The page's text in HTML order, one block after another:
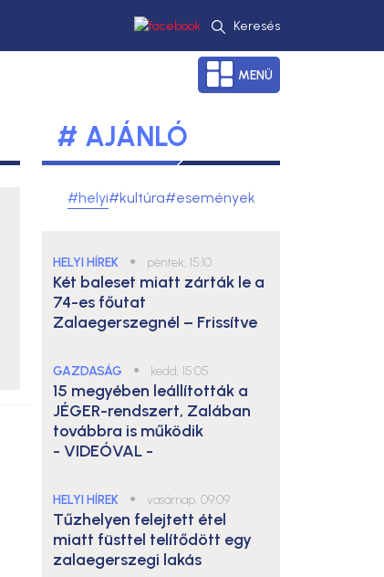
Keresés
MENÜ
# AJÁNLÓ
#helyi#kultúra#események
HELYI HÍREK ● péntek, 15:10
Két baleset miatt zárták le a
74-es főutat
Zalaegerszegnél – Frissítve
GAZDASÁG ● kedd, 15:05
15 megyében leállították a
JÉGER-rendszert, Zalában
továbbra is működik
- VIDEÓVAL -
HELYI HÍREK ● vasárnap, 09:09
Tűzhelyen felejtett étel
miatt füsttel telítődött egy
zalaegerszegi lakás